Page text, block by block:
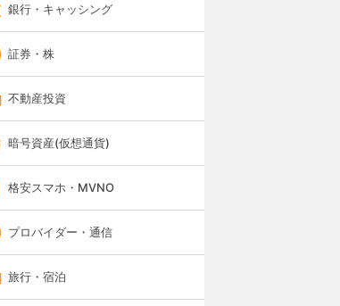
銀行・キャッシング
証券・株
不動産投資
暗号資産(仮想通貨)
格安スマホ・MVNO
プロバイダー・通信
旅行・宿泊